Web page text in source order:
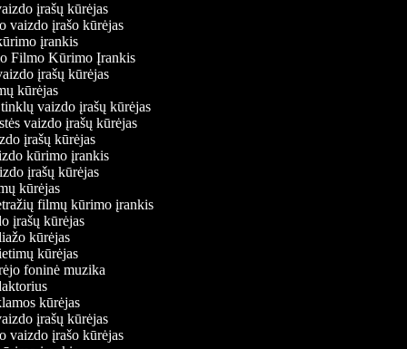
įrašų kūrėjas
vaizdo įrašo kūrėjas
įrankis
Filmo Kūrimo Įrankis
įrašų kūrėjas
kūrėjas
tinklų vaizdo įrašų kūrėjas
vaizdo įrašų kūrėjas
įrašų kūrėjas
kūrimo įrankis
įrašų kūrėjas
kūrėjas
filmų kūrimo įrankis
įrašų kūrėjas
kūrėjas
kūrėjas
foninė muzika
kūrėjas
įrašų kūrėjas
vaizdo įrašo kūrėjas